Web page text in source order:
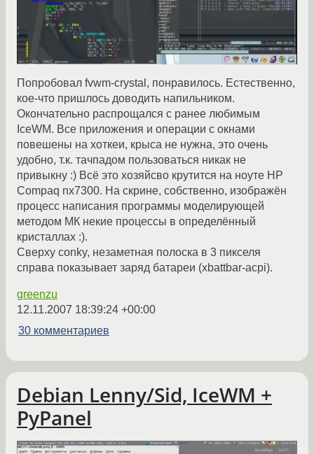
Попробовал fvwm-crystal, понравилось. Естественно,
кое-что пришлось доводить напильником.
Окончательно распрощался с ранее любимым
IceWM. Все приложения и операции с окнами
повешены на хоткеи, крыса не нужна, это очень
удобно, т.к. тачпадом пользоваться никак не
привыкну :) Всё это хозяйсво крутится на ноуте HP
Compaq nx7300. На скрине, собственно, изображён
процесс написания программы моделирующей
методом МК некие процессы в определённый
кристаллах :).
Сверху conky, незаметная полоска в 3 пикселя
справа показывает заряд батареи (xbattbar-acpi).
greenzu
12.11.2007 18:39:24 +00:00
30 комментариев
Debian Lenny/Sid, IceWM +
PyPanel